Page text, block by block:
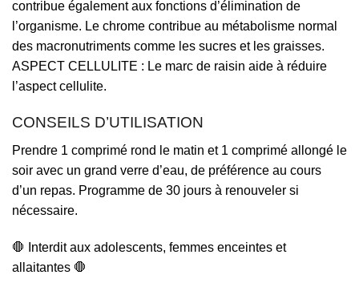
contribue également aux fonctions d’élimination de
l’organisme. Le chrome contribue au métabolisme normal
des macronutriments comme les sucres et les graisses.
ASPECT CELLULITE : Le marc de raisin aide à réduire
l’aspect cellulite.
CONSEILS D’UTILISATION
Prendre 1 comprimé rond le matin et 1 comprimé allongé le
soir avec un grand verre d’eau, de préférence au cours
d’un repas. Programme de 30 jours à renouveler si
nécessaire.
🛑 Interdit aux adolescents, femmes enceintes et
allaitantes 🛑